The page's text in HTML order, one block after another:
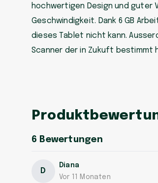
hochwertigen Design und guter
Geschwindigkeit. Dank 6 GB
dieses Tablet nicht kann.
Scanner der in Zukuft bestimmt
6 Bewertungen
D
Diana
Vor 11 Monaten